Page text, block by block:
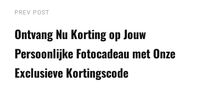
Berichtnavigatie
Previous
Post
PREV POST
Ontvang Nu Korting op Jouw
Persoonlijke Fotocadeau met Onze
Exclusieve Kortingscode